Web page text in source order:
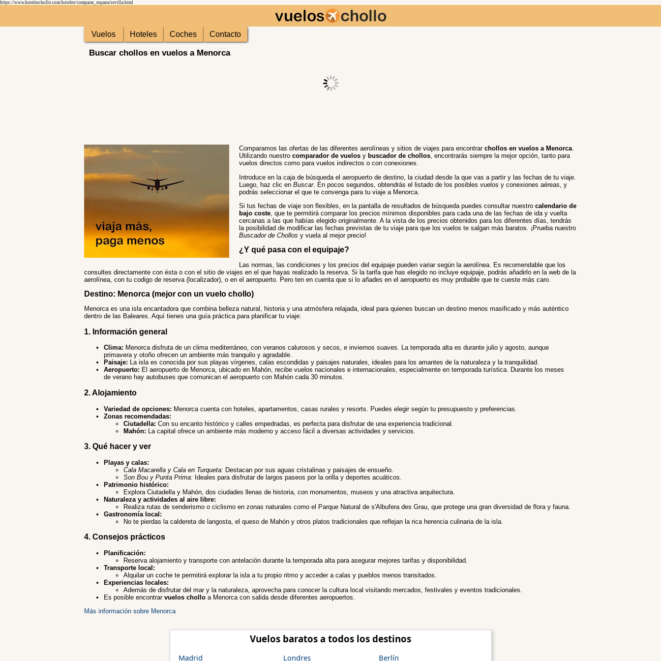
https://www.hoteleschollo.com/hoteles/comparar_espana/sevilla.html
Vuelos Hoteles Coches Contacto
Buscar chollos en vuelos a Menorca
Comparamos las ofertas de las diferentes aerolíneas y sitios de viajes para encontrar chollos en vuelos a Menorca.
Utilizando nuestro comparador de vuelosy buscador de chollos, encontrarás siempre la mejor opción, tanto para
vuelos directos como para vuelos indirectos o con conexiones.
Introduce en la caja de búsqueda el aeropuerto de destino, la ciudad desde la que vas a partir y las fechas de tu viaje.
Luego, haz clic en Buscar. En pocos segundos, obtendrás el listado de los posibles vuelos y conexiones aéreas, y
podrás seleccionar el que te convenga para tu viaje a Menorca.
Si tus fechas de viaje son flexibles, en la pantalla de resultados de búsqueda puedes consultar nuestro calendario de
bajo coste, que te permitirá comparar los precios mínimos disponibles para cada una de las fechas de ida y vuelta
cercanas a las que habías elegido originalmente. A la vista de los precios obtenidos para los diferentes días, tendrás
la posibilidad de modificar las fechas previstas de tu viaje para que los vuelos te salgan más baratos. ¡Prueba nuestro
Buscador de Chollos y vuela al mejor precio!
¿Y qué pasa con el equipaje?
Las normas, las condiciones y los precios del equipaje pueden variar según la aerolínea. Es recomendable que los
consultes directamente con ésta o con el sitio de viajes en el que hayas realizado la reserva. Si la tarifa que has elegido no incluye equipaje, podrás añadirlo en la web de la
aerolínea, con tu codigo de reserva (localizador), o en el aeropuerto. Pero ten en cuenta que si lo añades en el aeropuerto es muy probable que te cueste más caro.
Destino: Menorca (mejor con un vuelo chollo)
Menorca es una isla encantadora que combina belleza natural, historia y una atmósfera relajada, ideal para quienes buscan un destino menos masificado y más auténtico
dentro de las Baleares. Aquí tienes una guía práctica para planificar tu viaje:
1. Información general
Clima: Menorca disfruta de un clima mediterráneo, con veranos calurosos y secos, e inviernos suaves. La temporada alta es durante julio y agosto, aunque
primavera y otoño ofrecen un ambiente más tranquilo y agradable.
Paisaje: La isla es conocida por sus playas vírgenes, calas escondidas y paisajes naturales, ideales para los amantes de la naturaleza y la tranquilidad.
Aeropuerto: El aeropuerto de Menorca, ubicado en Mahón, recibe vuelos nacionales e internacionales, especialmente en temporada turística. Durante los meses
de verano hay autobuses que comunican el aeropuerto con Mahón cada 30 minutos.
2. Alojamiento
Variedad de opciones: Menorca cuenta con hoteles, apartamentos, casas rurales y resorts. Puedes elegir según tu presupuesto y preferencias.
Zonas recomendadas:
Ciutadella: Con su encanto histórico y calles empedradas, es perfecta para disfrutar de una experiencia tradicional.
Mahón: La capital ofrece un ambiente más moderno y acceso fácil a diversas actividades y servicios.
3. Qué hacer y ver
Playas y calas:
Cala Macarella y Cala en Turqueta: Destacan por sus aguas cristalinas y paisajes de ensueño.
Son Bou y Punta Prima: Ideales para disfrutar de largos paseos por la orilla y deportes acuáticos.
Patrimonio histórico:
Explora Ciutadella y Mahón, dos ciudades llenas de historia, con monumentos, museos y una atractiva arquitectura.
Naturaleza y actividades al aire libre:
Realiza rutas de senderismo o ciclismo en zonas naturales como el Parque Natural de s'Albufera des Grau, que protege una gran diversidad de flora y fauna.
Gastronomía local:
No te pierdas la caldereta de langosta, el queso de Mahón y otros platos tradicionales que reflejan la rica herencia culinaria de la isla.
4. Consejos prácticos
Planificación:
Reserva alojamiento y transporte con antelación durante la temporada alta para asegurar mejores tarifas y disponibilidad.
Transporte local:
Alquilar un coche te permitirá explorar la isla a tu propio ritmo y acceder a calas y pueblos menos transitados.
Experiencias locales:
Además de disfrutar del mar y la naturaleza, aprovecha para conocer la cultura local visitando mercados, festivales y eventos tradicionales.
Es posible encontrar vuelos cholloa Menorca con salida desde diferentes aeropuertos.
Más información sobre Menorca
Vuelos baratos a todos los destinos
Madrid Londres Berlín